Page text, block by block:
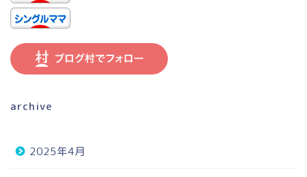
archive
2025年4月